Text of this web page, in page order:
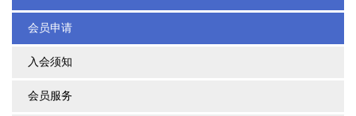
会员申请
入会须知
会员服务